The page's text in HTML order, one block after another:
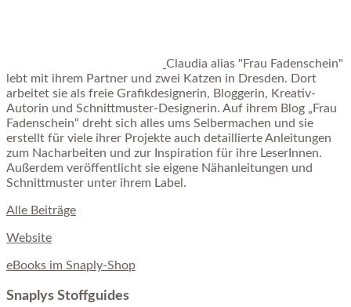
Claudia alias "Frau Fadenschein"
lebt mit ihrem Partner und zwei Katzen in Dresden. Dort
arbeitet sie als freie Grafikdesignerin, Bloggerin, Kreativ-
Autorin und Schnittmuster-Designerin. Auf ihrem Blog „Frau
Fadenschein“ dreht sich alles ums Selbermachen und sie
erstellt für viele ihrer Projekte auch detaillierte Anleitungen
zum Nacharbeiten und zur Inspiration für ihre LeserInnen.
Außerdem veröffentlicht sie eigene Nähanleitungen und
Schnittmuster unter ihrem Label.
Alle Beiträge
Website
eBooks im Snaply-Shop
Snaplys Stoffguides